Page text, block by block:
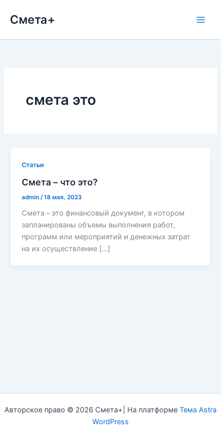
Смета+
смета это
Cтатьи
Смета – что это?
admin /18 мая, 2023
Смета – это финансовый документ, в котором
запланированы объемы выполнения работ,
программ или мероприятий и денежных затрат
на их осуществление […]
Авторское право © 2026 Смета+| На платформе Тема Astra
WordPress